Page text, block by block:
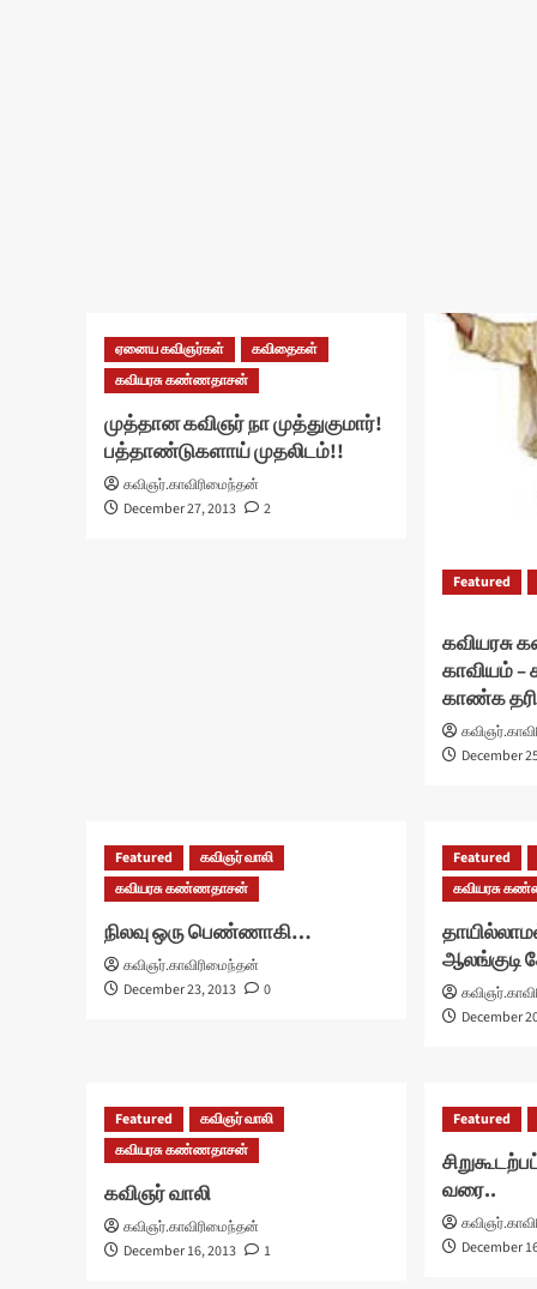
ஏனைய கவிஞர்கள்
கவிதைகள்
கவியரசு கண்ணதாசன்
முத்தான கவிஞர் நா முத்துகுமார்!
பத்தாண்டுகளாய் முதலிடம்!!
கவிஞர்.காவிரிமைந்தன்
December 27, 2013
2
Featured
கவியரசு
காவியம் –
காண்க
December
Featured
கவிஞர் வாலி
கவியரசு கண்ணதாசன்
நிலவு ஒரு பெண்ணாகி…
கவிஞர்.காவிரிமைந்தன்
December 23, 2013
0
Featured
கவியரசு
ஆலங்குடி
December
Featured
கவிஞர் வாலி
கவியரசு கண்ணதாசன்
கவிஞர் வாலி
கவிஞர்.காவிரிமைந்தன்
December 16, 2013
1
Featured
வரை..
December